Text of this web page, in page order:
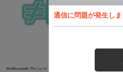
通信に問題が発生し